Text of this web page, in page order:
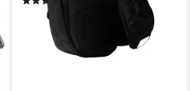
48,99 €
lieferbar - in 1-2 Werktagen bei dir